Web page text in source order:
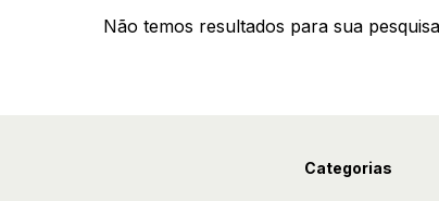
Não temos resultados para sua
Categorias